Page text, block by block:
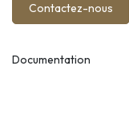
Contactez-nous
Documentation